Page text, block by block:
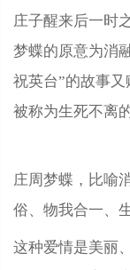
庄子醒来后一时
梦蝶的原意为消
祝英台”的故事
被称为生死不离
庄周梦蝶，比喻
俗、物我合一、
这种爱情是美丽